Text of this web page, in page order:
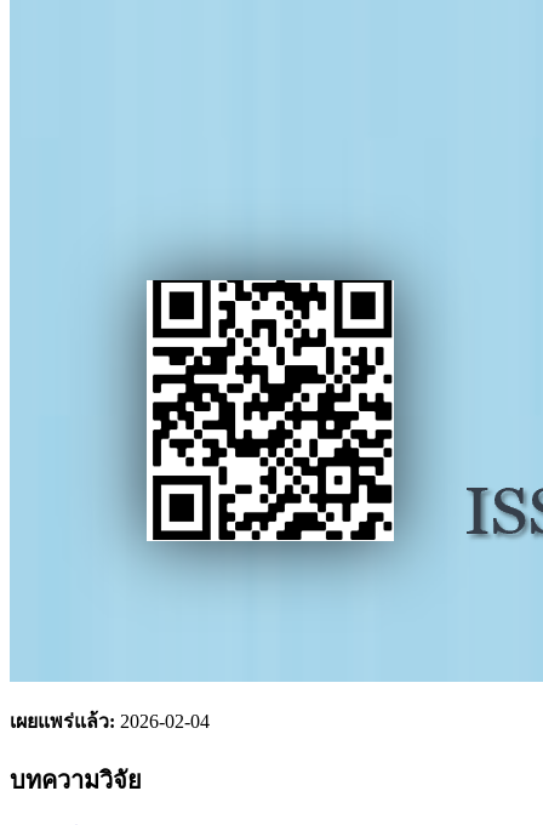
เผยแพร่แล้ว: 2026-02-04
บทความวิจัย